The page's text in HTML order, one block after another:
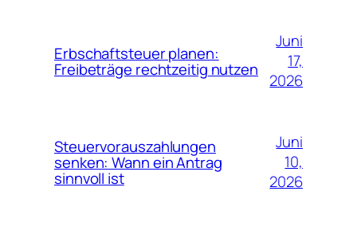
Erbschaftsteuer planen:
Freibeträge rechtzeitig nutzen
Juni
17,
2026
Steuervorauszahlungen
senken: Wann ein Antrag
sinnvoll ist
Juni
10,
2026